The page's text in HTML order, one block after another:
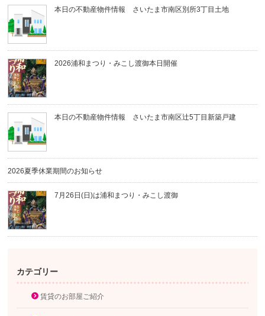
本日の不動産物件情報 さいたま市南区別所3丁目土地
2026浦和まつり・みこし渡御本日開催
本日の不動産物件情報 さいたま市南区辻5丁目新築戸建
2026夏季休業期間のお知らせ
7月26日(日)は浦和まつり・みこし渡御
カテゴリー
賃貸のお部屋ご紹介